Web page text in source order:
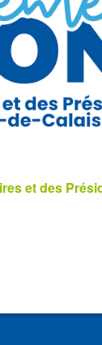
et des